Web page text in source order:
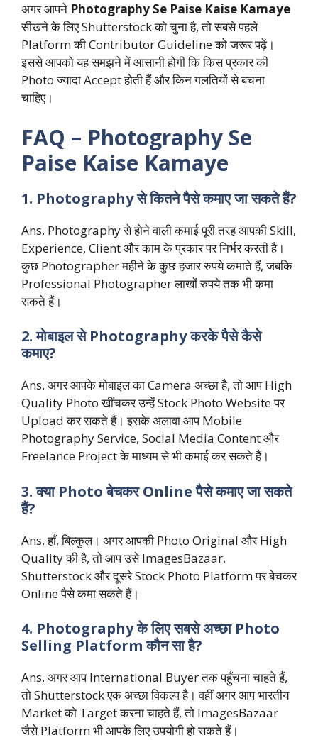
अगर आपने Photography Se Paise Kaise Kamaye
सीखने के लिए Shutterstock को चुना है, तो सबसे पहले
Platform की Contributor Guideline को जरूर पढ़ें।
इससे आपको यह समझने में आसानी होगी कि किस प्रकार की
Photo ज्यादा Accept होती हैं और किन गलतियों से बचना
चाहिए।
FAQ – Photography Se
Paise Kaise Kamaye
1. Photography से कितने पैसे कमाए जा सकते हैं?
Ans. Photography से होने वाली कमाई पूरी तरह आपकी Skill,
Experience, Client और काम के प्रकार पर निर्भर करती है।
कुछ Photographer महीने के कुछ हजार रुपये कमाते हैं, जबकि
Professional Photographer लाखों रुपये तक भी कमा
सकते हैं।
2. मोबाइल से Photography करके पैसे कैसे
कमाए?
Ans. अगर आपके मोबाइल का Camera अच्छा है, तो आप High
Quality Photo खींचकर उन्हें Stock Photo Website पर
Upload कर सकते हैं। इसके अलावा आप Mobile
Photography Service, Social Media Content और
Freelance Project के माध्यम से भी कमाई कर सकते हैं।
3. क्या Photo बेचकर Online पैसे कमाए जा सकते
हैं?
Ans. हाँ, बिल्कुल। अगर आपकी Photo Original और High
Quality की है, तो आप उसे ImagesBazaar,
Shutterstock और दूसरे Stock Photo Platform पर बेचकर
Online पैसे कमा सकते हैं।
4. Photography के लिए सबसे अच्छा Photo
Selling Platform कौन सा है?
Ans. अगर आप International Buyer तक पहुँचना चाहते हैं,
तो Shutterstock एक अच्छा विकल्प है। वहीं अगर आप भारतीय
Market को Target करना चाहते हैं, तो ImagesBazaar
जैसे Platform भी आपके लिए उपयोगी हो सकते हैं।